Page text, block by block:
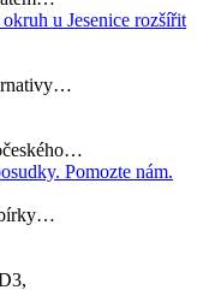
u Jesenice rozšířit
Pomozte nám.